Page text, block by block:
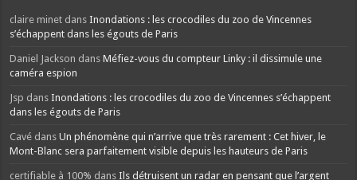
claire minet dansInondations : les crocodiles du zoo de Vincennes
s’échappent dans les égouts de Paris
Daniel Jackson dansMéfiez-vous du compteur Linky : il dissimule une
caméra espion
Jsp dansInondations : les crocodiles du zoo de Vincennes s’échappent
dans les égouts de Paris
Cavé dansUn phénomène qui n’arrive que très rarement : Cet hiver, le
Mont-Blanc sera parfaitement visible depuis les hauteurs de Paris
certifiable à 100% dansIls détruisent un radar en pensant que l’argent